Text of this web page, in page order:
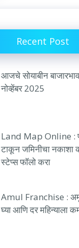
Recent Post
आजचे सोयाबीन
नोव्हेंबर 2025
Land Map Online :
टाकून जमिनीचा नकाशा
स्टेप्स फॉलो करा
Amul Franchise :
घ्या आणि दर महिन्याला